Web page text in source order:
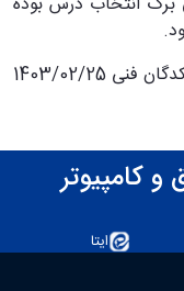
فنی 1403/02/25
کامپیوتر
ایتا